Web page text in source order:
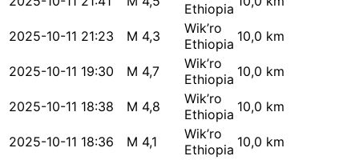
Ethiopia
2025-10-11 21:23 M 4,3
Wik’ro
Ethiopia 10,0 km
2025-10-11 19:30 M 4,7
Wik’ro
Ethiopia 10,0 km
2025-10-11 18:38 M 4,8
Wik’ro
Ethiopia 10,0 km
2025-10-11 18:36 M 4,1
Wik’ro
Ethiopia 10,0 km